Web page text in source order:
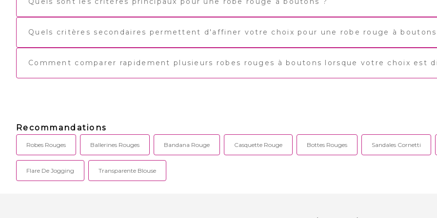
Quels critères secondaires permettent d'affiner votre choix pour une robe rouge à boutons
Comment comparer rapidement plusieurs robes rouges à boutons lorsque votre choix est
Recommandations
Robes Rouges Ballerines Rouges Bandana Rouge Casquette Rouge Bottes Rouges Sandales Cornetti
Flare De Jogging Transparente Blouse